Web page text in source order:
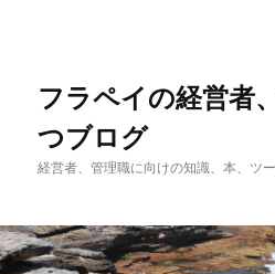
移
動
動
フラペイの経営者
つブログ
経営者、管理職に向けの知識、本、ツ